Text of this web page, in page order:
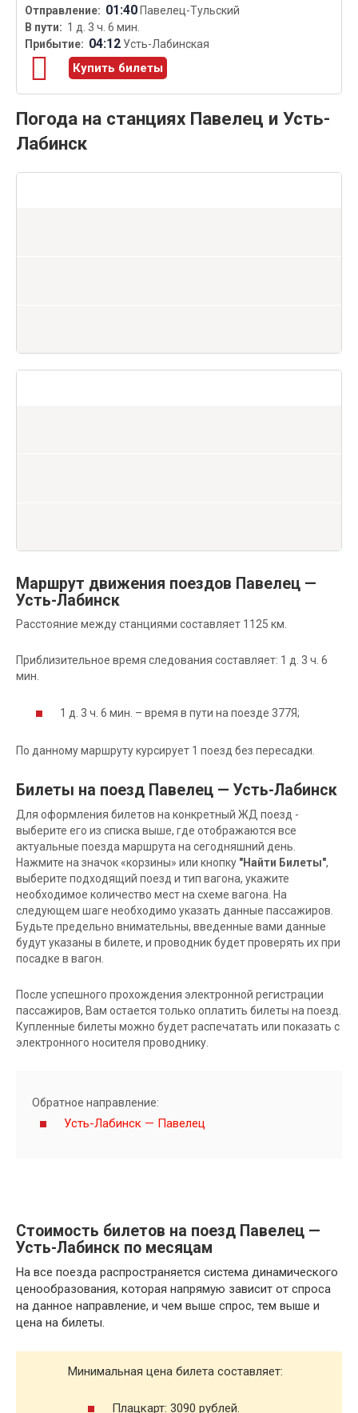
01:40 Павелец-Тульский
1 д. 3 ч. 6 мин.
04:12 Усть-Лабинская
Купить билеты
Погода на станциях Павелец и Усть-
Лабинск
Маршрут движения поездов Павелец —
Усть-Лабинск
Расстояние между станциями составляет 1125 км.
Приблизительное время следования составляет: 1 д. 3 ч. 6
мин.
1 д. 3 ч. 6 мин. – время в пути на поезде 377Я;
По данному маршруту курсирует 1 поезд без пересадки.
Билеты на поезд Павелец — Усть-Лабинск
Для оформления билетов на конкретный ЖД поезд -
выберите его из списка выше, где отображаются все
актуальные поезда маршрута на сегодняшний день.
Нажмите на значок «корзины» или кнопку "Найти Билеты",
выберите подходящий поезд и тип вагона, укажите
необходимое количество мест на схеме вагона. На
следующем шаге необходимо указать данные пассажиров.
Будьте предельно внимательны, введенные вами данные
будут указаны в билете, и проводник будет проверять их при
посадке в вагон.
После успешного прохождения электронной регистрации
пассажиров, Вам остается только оплатить билеты на поезд.
Купленные билеты можно будет распечатать или показать с
электронного носителя проводнику.
Обратное направление:
Усть-Лабинск — Павелец
Стоимость билетов на поезд Павелец —
Усть-Лабинск по месяцам
На все поезда распространяется система динамического
ценообразования, которая напрямую зависит от спроса
на данное направление, и чем выше спрос, тем выше и
цена на билеты.
Минимальная цена билета составляет:
Плацкарт: 3090 рублей.